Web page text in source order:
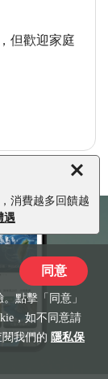
消費越多回饋越
遇
但歡迎家庭
點擊「同意」
，如不同意請
我們的 隱私保
同意